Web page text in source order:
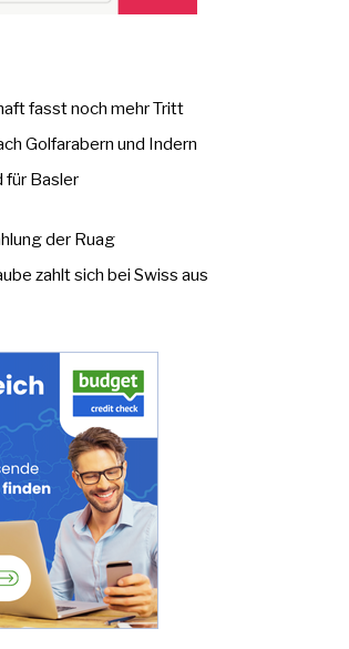
fasst noch mehr Tritt
Golfarabern und Indern
für Basler
der Ruag
zahlt sich bei Swiss aus